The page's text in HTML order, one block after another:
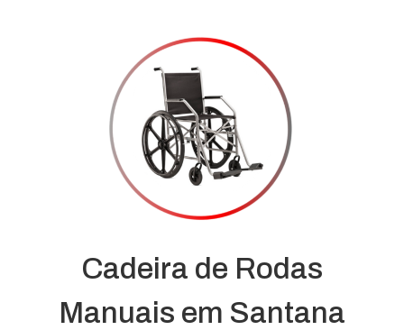
Cadeira de Rodas
Manuais em Santana